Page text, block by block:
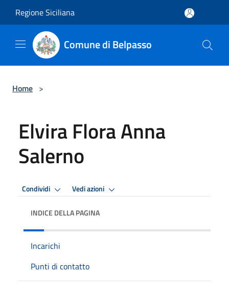
Regione Siciliana
Comune di Belpasso
Home >
Elvira Flora Anna
Salerno
Condividi Vedi azioni
INDICE DELLA PAGINA
Incarichi
Punti di contatto